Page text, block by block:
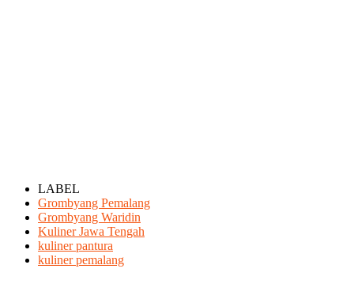
LABEL
Grombyang Pemalang
Grombyang Waridin
Kuliner Jawa Tengah
kuliner pantura
kuliner pemalang